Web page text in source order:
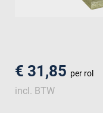
€ 31,85 per rol
incl. BTW